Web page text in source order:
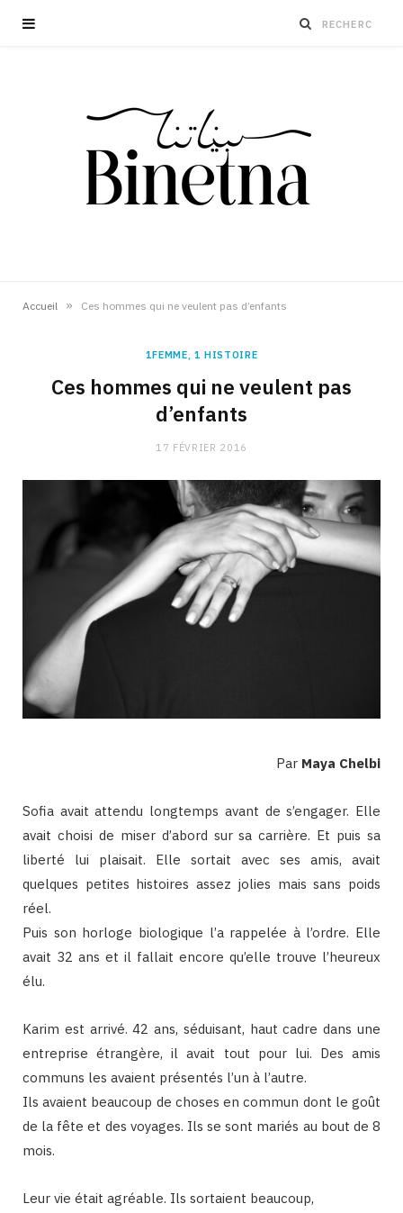
Accueil » Ces hommes qui ne veulent pas d’enfants
1FEMME, 1 HISTOIRE
Ces hommes qui ne veulent pas
d’enfants
17 FÉVRIER 2016
Par Maya Chelbi
Sofia avait attendu longtemps avant de s’engager. Elle
avait choisi de miser d’abord sur sa carrière. Et puis sa
liberté lui plaisait. Elle sortait avec ses amis, avait
quelques petites histoires assez jolies mais sans poids
réel.
Puis son horloge biologique l’a rappelée à l’ordre. Elle
avait 32 ans et il fallait encore qu’elle trouve l’heureux
élu.
Karim est arrivé. 42 ans, séduisant, haut cadre dans une
entreprise étrangère, il avait tout pour lui. Des amis
communs les avaient présentés l’un à l’autre.
Ils avaient beaucoup de choses en commun dont le goût
de la fête et des voyages. Ils se sont mariés au bout de 8
mois.
Leur vie était agréable. Ils sortaient beaucoup,